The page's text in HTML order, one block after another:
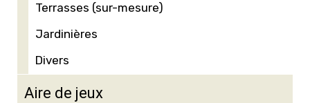
Terrasses (sur-mesure)
Jardinières
Divers
Aire de jeux